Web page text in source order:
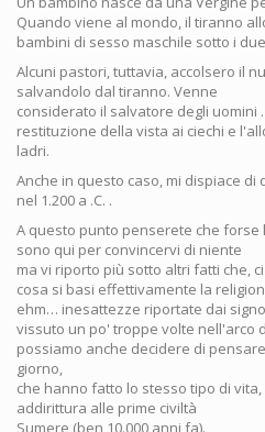
Quando viene al mondo, il tiranno
bambini di sesso maschile sotto i
Alcuni pastori, tuttavia, accolsero il
salvandolo dal tiranno. Venne
considerato il salvatore degli uomini
restituzione della vista ai ciechi e
ladri.
Anche in questo caso, mi dispiace
nel 1.200 a .C. .
A questo punto penserete che forse
sono qui per convincervi di niente
ma vi riporto più sotto altri fatti che,
cosa si basi effettivamente la
ehm… inesattezze riportate dai
vissuto un po' troppe volte nell'arco
possiamo anche decidere di
giorno,
che hanno fatto lo stesso tipo di
addirittura alle prime civiltà
Sumere (ben 10.000 anni fa).